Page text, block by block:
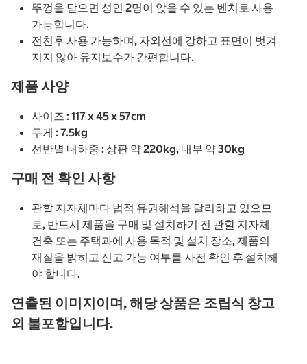
뚜껑을 닫으면 성인 2명이 앉을 수 있는 벤치로 사용
가능합니다.
전천후 사용 가능하며, 자외선에 강하고 표면이 벗겨
지지 않아 유지보수가 간편합니다.
제품 사양
사이즈 : 117 x 45 x 57cm
무게 : 7.5kg
선반별 내하중 : 상판 약 220kg, 내부 약 30kg
구매 전 확인 사항
관할 지자체마다 법적 유권해석을 달리하고 있으므
로, 반드시 제품을 구매 및 설치하기 전 관할 지자체
건축 또는 주택과에 사용 목적 및 설치 장소, 제품의
재질을 밝히고 신고 가능 여부를 사전 확인 후 설치해
야 합니다.
연출된 이미지이며, 해당 상품은 조립식 창고
외 불포함입니다.